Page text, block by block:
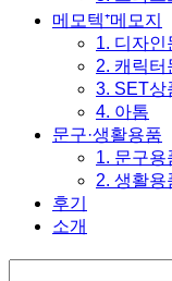
메모텍⁺메모지
1. 디자인
2. 캐릭터
3. SET상
4. 아톰
문구·생활용품
1. 문구용
2. 생활용
후기
소개